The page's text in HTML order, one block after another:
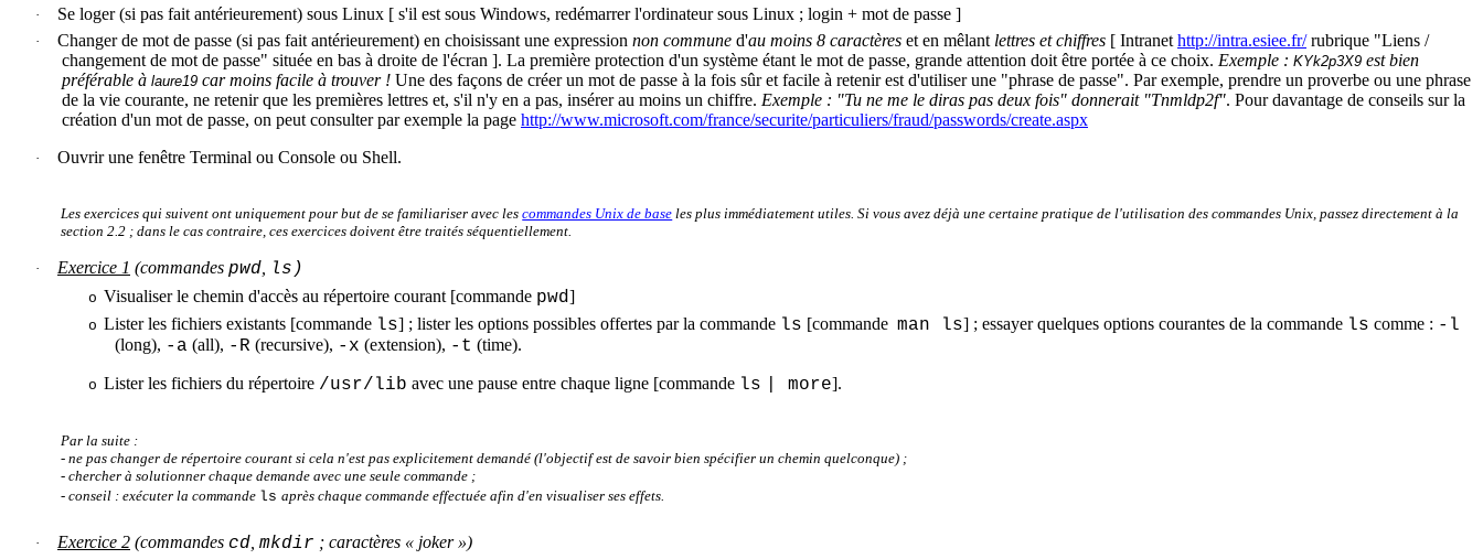
· Se loger (si pas fait antérieurement) sous Linux [ s'il est sous Windows, redémarrer l'ordinateur sous Linux ; login + mot de passe ]
· Changer de mot de passe (si pas fait antérieurement) en choisissant une expression non commune d'au moins 8 caractères et en mêlant lettres et chiffres [ Intranet http://intra.esiee.fr/rubrique "Liens /
changement de mot de passe" située en bas à droite de l'écran ]. La première protection d'un système étant le mot de passe, grande attention doit être portée à ce choix. Exemple : KYk2p3X9 est bien
préférable à laure19 car moins facile à trouver ! Une des façons de créer un mot de passe à la fois sûr et facile à retenir est d'utiliser une "phrase de passe". Par exemple, prendre un proverbe ou une phrase
de la vie courante, ne retenir que les premières lettres et, s'il n'y en a pas, insérer au moins un chiffre. Exemple : "Tu ne me le diras pas deux fois" donnerait "Tnmldp2f". Pour davantage de conseils sur la
création d'un mot de passe, on peut consulter par exemple la page http://www.microsoft.com/france/securite/particuliers/fraud/passwords/create.aspx
· Ouvrir une fenêtre Terminal ou Console ou Shell.
Les exercices qui suivent ont uniquement pour but de se familiariser avec lescommandes Unix de base les plus immédiatement utiles. Si vous avez déjà une certaine pratique de l'utilisation des commandes Unix, passez directement à la
section 2.2 ; dans le cas contraire, ces exercices doivent être traités séquentiellement.
· Exercice 1 (commandes pwd ls )
o Visualiser le chemin d'accès au répertoire courant [commande pwd]
o Lister les fichiers existants [commande ls] ; lister les options possibles offertes par la commande ls [commande man ls] ; essayer quelques options courantes de la commande ls comme : -l
(long), -a (all), -R (recursive), -x (extension), -t (time).
o Lister les fichiers du répertoire /usr/lib avec une pause entre chaque ligne [commande ls | more].
Par la suite :
- ne pas changer de répertoire courant si cela n'est pas explicitement demandé (l'objectif est de savoir bien spécifier un chemin quelconque) ;
- chercher à solutionner chaque demande avec une seule commande ;
- conseil : exécuter la commande ls après chaque commande effectuée afin d'en visualiser ses effets.
· Exercice 2 (commandes cd mkdir ; caractères « joker »)